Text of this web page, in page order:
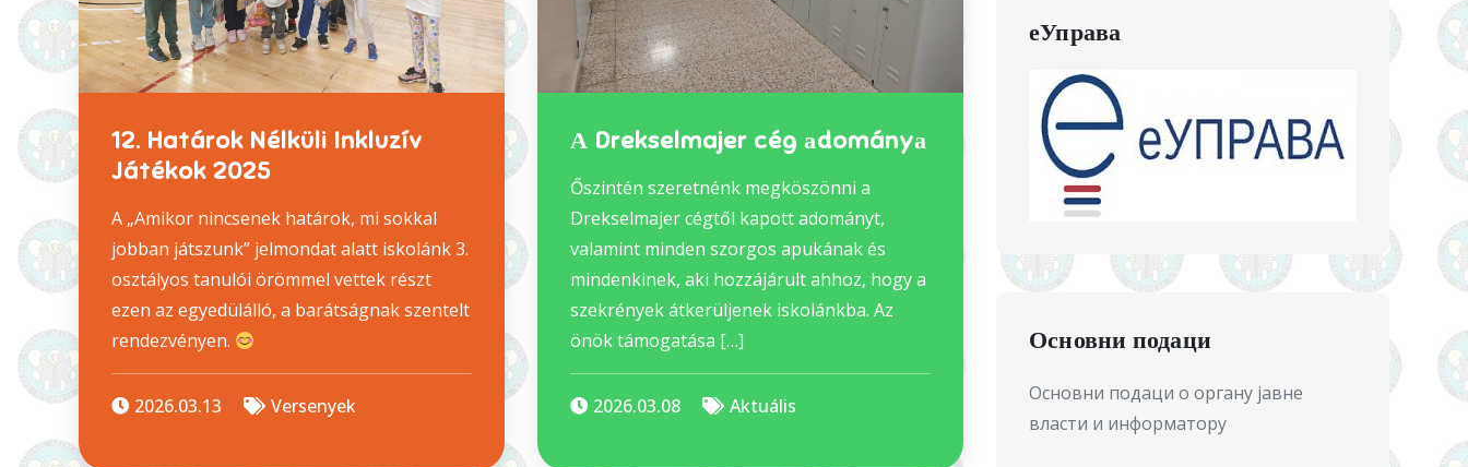
12. Határok Nélküli Inkluzív
Játékok 2025
A „Amikor nincsenek határok, mi sokkal
jobban játszunk” jelmondat alatt iskolánk 3.
osztályos tanulói örömmel vettek részt
ezen az egyedülálló, a barátságnak szentelt
rendezvényen.
2026.03.13 Versenyek
А Drekselmajer cég аdományа
Őszintén szeretnénk megköszönni a
Drekselmajer cégtől kapott adományt,
valamint minden szorgos apukának és
mindenkinek, aki hozzájárult ahhoz, hogy a
szekrények átkerüljenek iskolánkba. Az
önök támogatása […]
2026.03.08 Aktuális
еУправа
Основни подаци
Основни подаци о органу јавне
власти и информатору